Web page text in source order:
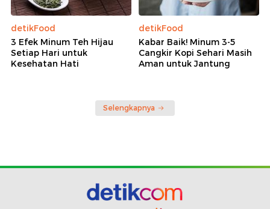
detikFood
3 Efek Minum Teh Hijau
Setiap Hari untuk
Kesehatan Hati
detikFood
Kabar Baik! Minum 3-5
Cangkir Kopi Sehari Masih
Aman untuk Jantung
Selengkapnya